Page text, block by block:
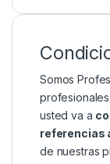
Somos
usted va a
referencias
de nuestras